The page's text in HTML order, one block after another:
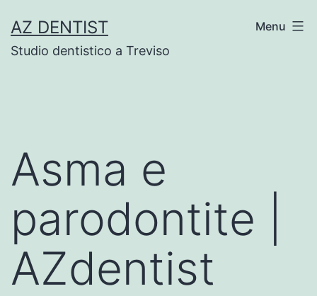
to
content
AZ DENTIST
Studio dentistico a Treviso
Menu
Asma e
parodontite |
AZdentist